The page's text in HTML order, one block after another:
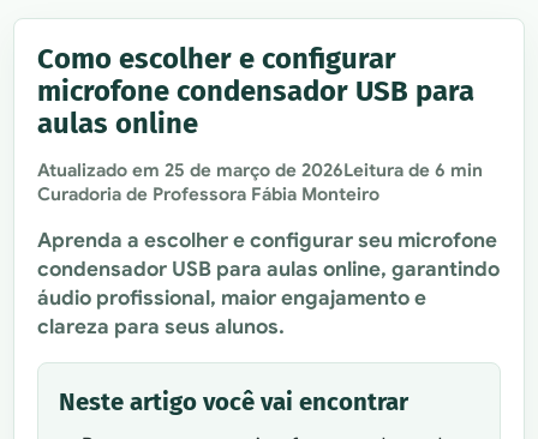
Como escolher e configurar
microfone condensador USB para
aulas online
Atualizado em25 de março de 2026Leitura de 6 min
Curadoria de Professora Fábia Monteiro
Aprenda a escolher e configurar seu microfone
condensador USB para aulas online, garantindo
áudio profissional, maior engajamento e
clareza para seus alunos.
Neste artigo você vai encontrar